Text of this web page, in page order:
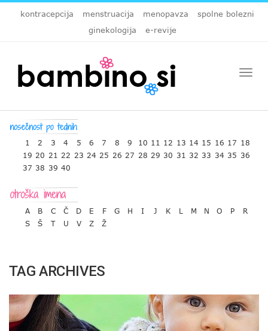
kontracepcija menstruacija menopavza
spolne bolezni
ginekologija
e-revije
1 2 3 4 5 6 7 8 9 10 11 12 13 14 15 16 17 18
19 20 21 22 23 24 25 26 27 28 29 30 31 32 33 34 35 36
37 38 39 40
A B C Č D E F G H I J K L M N O P
R
S
Š T U V Z Ž
TAG ARCHIVES